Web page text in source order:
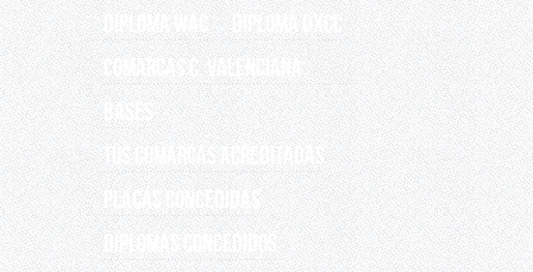
DIPLOMA WAC
Diploma DXCC
Comarcas C. Valenciana
Bases
Tus Comarcas acreditadas
Placas concedidas
DIPLOMAS CONCEDIDOS